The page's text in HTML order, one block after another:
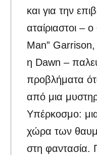
και για την
αταίριαστοι –
Man”
η Dawn –
προβλήματα
από μια
Υπέρκοσμο:
χώρα των
στη φαντασία.